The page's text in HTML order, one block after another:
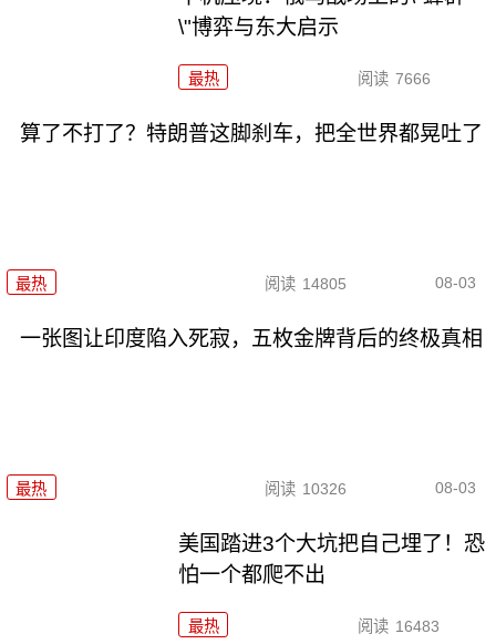
\"博弈与东大启示
最热 阅读 7666
算了不打了？特朗普这脚刹车，把全世界都晃吐了
最热 阅读 14805 08-03
一张图让印度陷入死寂，五枚金牌背后的终极真相
最热 阅读 10326 08-03
美国踏进3个大坑把自己埋了！恐
怕一个都爬不出
最热 阅读 16483